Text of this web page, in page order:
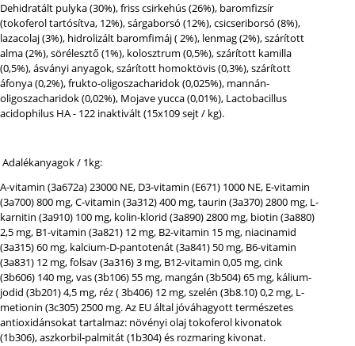
Dehidratált pulyka (30%), friss csirkehús (26%), baromfizsír
(tokoferol tartósítva, 12%), sárgaborsó (12%), csicseriborsó (8%),
lazacolaj (3%), hidrolizált baromfimáj ( 2%), lenmag (2%), szárított
alma (2%), sörélesztő (1%), kolosztrum (0,5%), szárított kamilla
(0,5%), ásványi anyagok, szárított homoktövis (0,3%), szárított
áfonya (0,2%), frukto-oligoszacharidok (0,025%), mannán-
oligoszacharidok (0,02%), Mojave yucca (0,01%), Lactobacillus
acidophilus HA - 122 inaktivált (15x109 sejt / kg).
Adalékanyagok / 1kg:
A-vitamin (3a672a) 23000 NE, D3-vitamin (E671) 1000 NE, E-vitamin
(3a700) 800 mg, C-vitamin (3a312) 400 mg, taurin (3a370) 2800 mg, L-
karnitin (3a910) 100 mg, kolin-klorid (3a890) 2800 mg, biotin (3a880)
2,5 mg, B1-vitamin (3a821) 12 mg, B2-vitamin 15 mg, niacinamid
(3a315) 60 mg, kalcium-D-pantotenát (3a841) 50 mg, B6-vitamin
(3a831) 12 mg, folsav (3a316) 3 mg, B12-vitamin 0,05 mg, cink
(3b606) 140 mg, vas (3b106) 55 mg, mangán (3b504) 65 mg, kálium-
jodid (3b201) 4,5 mg, réz ( 3b406) 12 mg, szelén (3b8.10) 0,2 mg, L-
metionin (3c305) 2500 mg. Az EU által jóváhagyott természetes
antioxidánsokat tartalmaz: növényi olaj tokoferol kivonatok
(1b306), aszkorbil-palmitát (1b304) és rozmaring kivonat.